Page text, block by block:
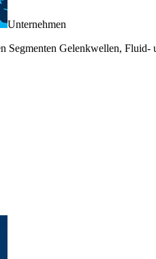
Unternehmen
Segmenten Gelenkwellen,